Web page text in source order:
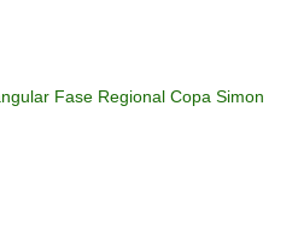
Fase Regional Copa Simon